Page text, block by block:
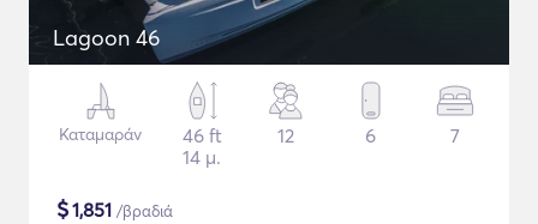
Lagoon 46
Καταμαράν
46 ft
14 μ.
12 6 7
$1,851 /βραδιά